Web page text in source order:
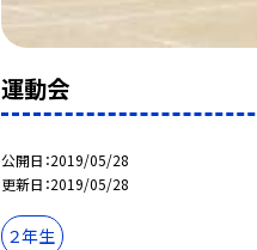
運動会
公開日 2019/05/28
更新日 2019/05/28
２年生